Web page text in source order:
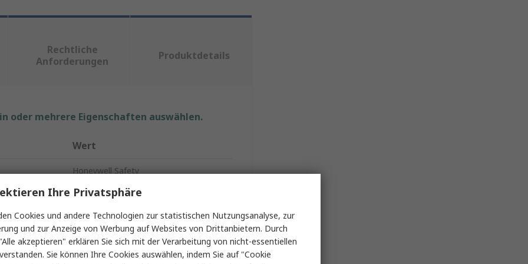
Rechtliche
Anforderungen
Produktdetails
oder mehrere Eigenschaften auswählen.
Wert
Honeywell Safety
1.5m
Fallschutz-Verbindungsmittel
Zweifach
Ihre Privatsphäre
Cookies und andere Technologien zur statistischen Nutzungsanalyse, zur
und zur Anzeige von Werbung auf Websites von Drittanbietern. Durch
akzeptieren" erklären Sie sich mit der Verarbeitung von nicht-essentiellen
Sie können Ihre Cookies auswählen, indem Sie auf "Cookie